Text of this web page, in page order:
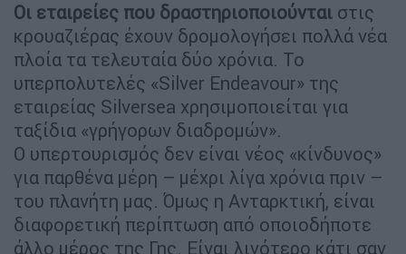
Οι εταιρείες που δραστηριοποιούνται στις
κρουαζιέρας έχουν δρομολογήσει πολλά νέα
πλοία τα τελευταία δύο χρόνια. Το
υπερπολυτελές «Silver Endeavour» της
εταιρείας Silversea χρησιμοποιείται για
ταξίδια «γρήγορων διαδρομών».
Ο υπερτουρισμός δεν είναι νέος «κίνδυνος»
για παρθένα μέρη – μέχρι λίγα χρόνια πριν –
του πλανήτη μας. Όμως η Ανταρκτική, είναι
διαφορετική περίπτωση από οποιοδήποτε
άλλο μέρος της Γης. Είναι λιγότερο κάτι σαν